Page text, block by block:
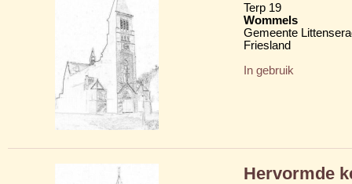
Terp 19
Wommels
Gemeente
Friesland
In gebruik
Hervormde